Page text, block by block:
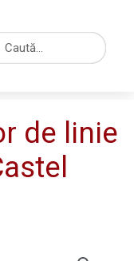
de linie